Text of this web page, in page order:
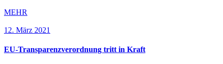
MEHR
12. März 2021
EU-Transparenzverordnung tritt in Kraft